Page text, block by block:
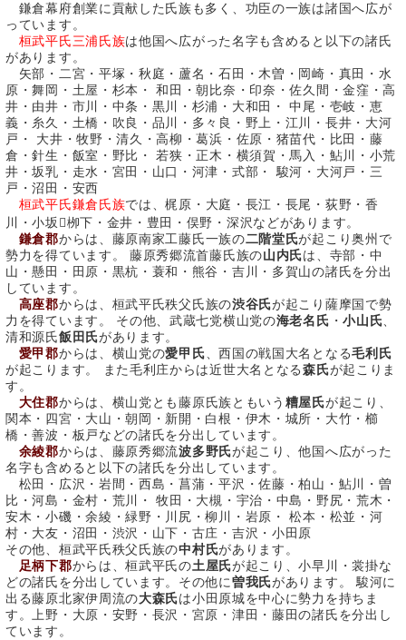
鎌倉幕府創業に貢献した氏族も多く、功臣の一族は諸国へ広が
っています。
桓武平氏三浦氏族は他国へ広がった名字も含めると以下の諸氏
があります。
矢部・二宮・平塚・秋庭・蘆名・石田・木曽・岡崎・真田・水
原・舞岡・土屋・杉本・ 和田・朝比奈・印奈・佐久間・金窪・高
井・由井・市川・中条・黒川・杉浦・大和田・ 中尾・壱岐・恵
義・糸久・土橋・吹良・品川・多々良・野上・江川・長井・大河
戸・ 大井・牧野・清久・高柳・葛浜・佐原・猪苗代・比田・藤
倉・針生・飯室・野比・ 若狭・正木・横須賀・馬入・鮎川・小荒
井・坂乳・走水・宮田・山口・河津・式部・ 駿河・大河戸・三
戸・沼田・安西
桓武平氏鎌倉氏族では、梶原・大庭・長江・長尾・荻野・香
川・小坂栁下・金井・豊田・俣野・深沢などがあります。
鎌倉郡からは、藤原南家工藤氏一族の二階堂氏が起こり奥州で
勢力を得ています。 藤原秀郷流首藤氏族の山内氏は、寺部・中
山・懸田・田原・黒杭・蓑和・熊谷・吉川・多賀山の諸氏を分出
しています。
高座郡からは、桓武平氏秩父氏族の渋谷氏が起こり薩摩国で勢
力を得ています。 その他、武蔵七党横山党の海老名氏 ・小山氏
清和源氏飯田氏があります。
愛甲郡からは、横山党の愛甲氏 、西国の戦国大名となる毛利氏
が起こります。 また毛利庄からは近世大名となる森氏が起こりま
す。
大住郡からは、横山党とも藤原氏族ともいう 糟屋氏が起こり、
関本・四宮・大山・朝岡・新開・白根・伊木・城所・大竹・櫛
橋・善波・板戸などの諸氏を分出しています。
余綾郡からは、藤原秀郷流波多野氏が起こり、他国へ広がった
名字も含めると以下の諸氏を分出しています。
松田・広沢・岩間・西島・菖蒲・平沢・佐藤・柏山・鮎川・曽
比・河島・金村・荒川・ 牧田・大槻・宇治・中島・野尻・荒木・
安木・小磯・余綾・緑野・川尻・柳川・岩原・ 松本・松並・河
村・大友・沼田・渋沢・山下・古庄・吉沢・小田原
その他、桓武平氏秩父氏族の中村氏があります。
足柄下郡からは、桓武平氏の土屋氏が起こり、小早川・裳掛な
どの諸氏を分出しています。その他に曽我氏があります。 駿河に
出る藤原北家伊周流の大森氏は小田原城を中心に勢力を持ちま
す。上野・大原・安野・長沢・宮原・津田・藤田の諸氏を分出し
ています。